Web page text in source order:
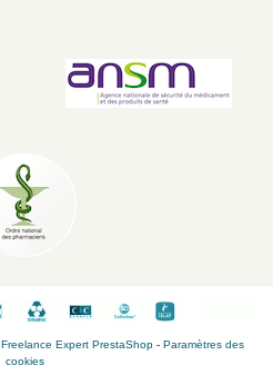
Freelance Expert PrestaShop - Paramètres des
cookies